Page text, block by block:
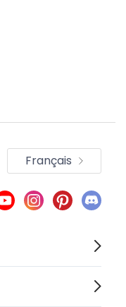
Français